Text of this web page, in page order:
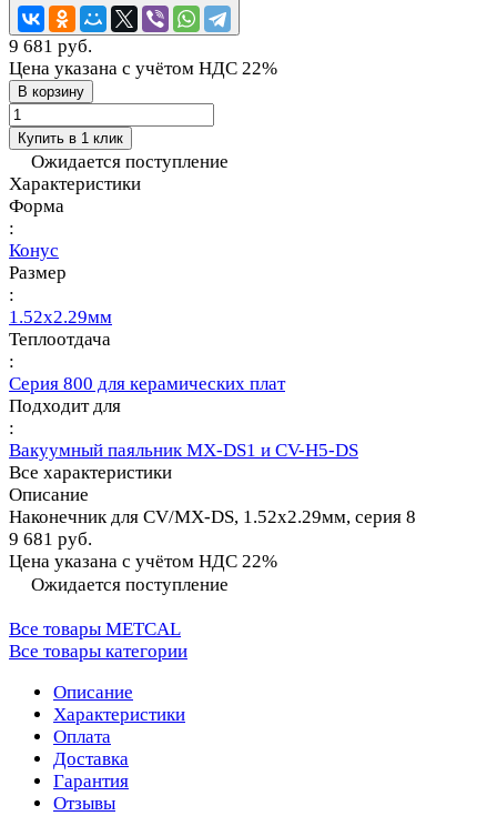
9 681 руб.
Цена указана с учётом НДС 22%
В корзину
Купить в 1 клик
Ожидается поступление
Характеристики
Форма
:
Конус
Размер
:
1.52х2.29мм
Теплоотдача
:
Серия 800 для керамических плат
Подходит для
:
Вакуумный паяльник MX-DS1 и CV-H5-DS
Все характеристики
Описание
Наконечник для CV/MX-DS, 1.52х2.29мм, серия 8
9 681 руб.
Цена указана с учётом НДС 22%
Ожидается поступление
Все товары METCAL
Все товары категории
Описание
Характеристики
Оплата
Доставка
Гарантия
Отзывы